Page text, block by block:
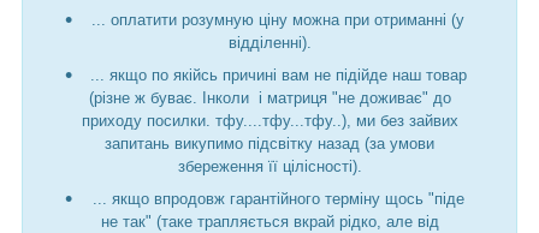
... оплатити розумную ціну можна при отриманні (у
відділенні).
... якщо по якійсь причині вам не підійде наш товар
(різне ж буває. Інколи і матриця "не доживає" до
приходу посилки. тфу....тфу...тфу..), ми без зайвих
запитань викупимо підсвітку назад (за умови
збереження її цілісності).
... якщо впродовж гарантійного терміну щось "піде
не так" (таке трапляється вкрай рідко, але від